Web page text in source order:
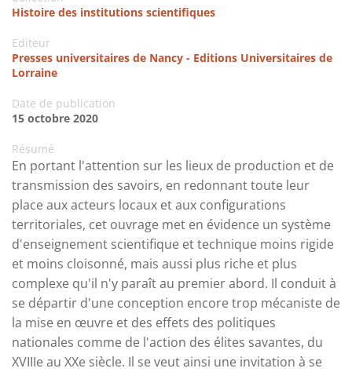
Histoire des institutions scientifiques
Editeur
Presses universitaires de Nancy - Editions Universitaires de
Lorraine
Date de publication
15 octobre 2020
Résumé
En portant l'attention sur les lieux de production et de
transmission des savoirs, en redonnant toute leur
place aux acteurs locaux et aux configurations
territoriales, cet ouvrage met en évidence un système
d'enseignement scientifique et technique moins rigide
et moins cloisonné, mais aussi plus riche et plus
complexe qu'il n'y paraît au premier abord. Il conduit à
se départir d'une conception encore trop mécaniste de
la mise en œuvre et des effets des politiques
nationales comme de l'action des élites savantes, du
XVIIIe au XXe siècle. Il se veut ainsi une invitation à se